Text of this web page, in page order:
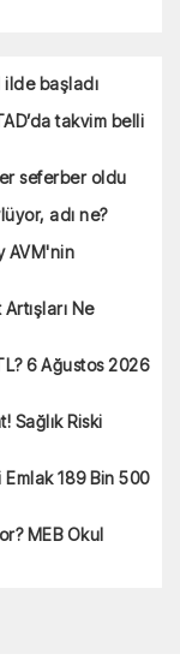
ilde başladı
takvim belli
seferber oldu
adı ne?
AVM'nin
Ne
6 Ağustos 2026
Sağlık Riski
Emlak 189 Bin 500
MEB Okul